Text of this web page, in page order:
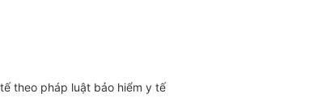
theo pháp luật bảo hiểm y tế